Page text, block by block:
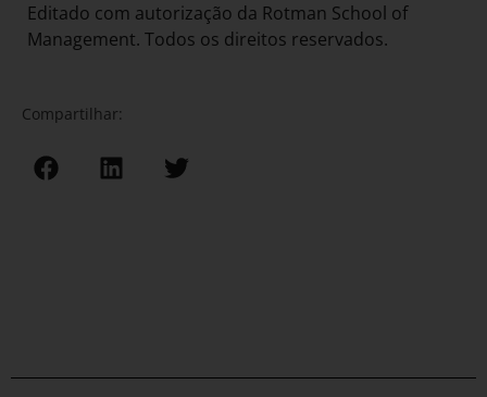
Editado com autorização da Rotman School of
Management. Todos os direitos reservados.
Compartilhar: